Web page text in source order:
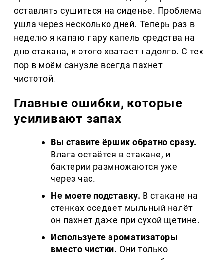
оставлять сушиться на сиденье. Проблема
ушла через несколько дней. Теперь раз в
неделю я капаю пару капель средства на
дно стакана, и этого хватает надолго. С тех
пор в моём санузле всегда пахнет
чистотой.
Главные ошибки, которые
усиливают запах
Вы ставите ёршик обратно сразу.
Влага остаётся в стакане, и
бактерии размножаются уже
через час.
Не моете подставку. В стакане на
стенках оседает мыльный налёт —
он пахнет даже при сухой щетине.
Используете ароматизаторы
вместо чистки. Они только